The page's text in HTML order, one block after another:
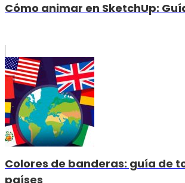
Cómo animar en SketchUp:
Colores de banderas: guía de
países